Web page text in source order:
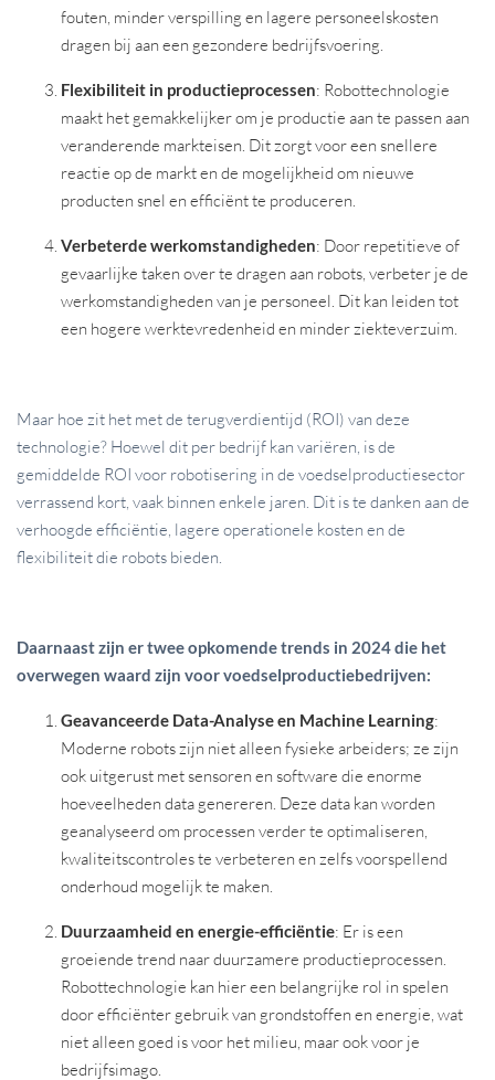
fouten, minder verspilling en lagere personeelskosten
dragen bij aan een gezondere bedrijfsvoering.
Flexibiliteit in productieprocessen: Robottechnologie
maakt het gemakkelijker om je productie aan te passen aan
veranderende markteisen. Dit zorgt voor een snellere
reactie op de markt en de mogelijkheid om nieuwe
producten snel en efficiënt te produceren.
Verbeterde werkomstandigheden: Door repetitieve of
gevaarlijke taken over te dragen aan robots, verbeter je de
werkomstandigheden van je personeel. Dit kan leiden tot
een hogere werktevredenheid en minder ziekteverzuim.
Maar hoe zit het met de terugverdientijd (ROI) van deze
technologie? Hoewel dit per bedrijf kan variëren, is de
gemiddelde ROI voor robotisering in de voedselproductiesector
verrassend kort, vaak binnen enkele jaren. Dit is te danken aan de
verhoogde efficiëntie, lagere operationele kosten en de
flexibiliteit die robots bieden.
Daarnaast zijn er twee opkomende trends in 2024 die het
overwegen waard zijn voor voedselproductiebedrijven:
Geavanceerde Data-Analyse en Machine Learning:
Moderne robots zijn niet alleen fysieke arbeiders; ze zijn
ook uitgerust met sensoren en software die enorme
hoeveelheden data genereren. Deze data kan worden
geanalyseerd om processen verder te optimaliseren,
kwaliteitscontroles te verbeteren en zelfs voorspellend
onderhoud mogelijk te maken.
Duurzaamheid en energie-efficiëntie: Er is een
groeiende trend naar duurzamere productieprocessen.
Robottechnologie kan hier een belangrijke rol in spelen
door efficiënter gebruik van grondstoffen en energie, wat
niet alleen goed is voor het milieu, maar ook voor je
bedrijfsimago.